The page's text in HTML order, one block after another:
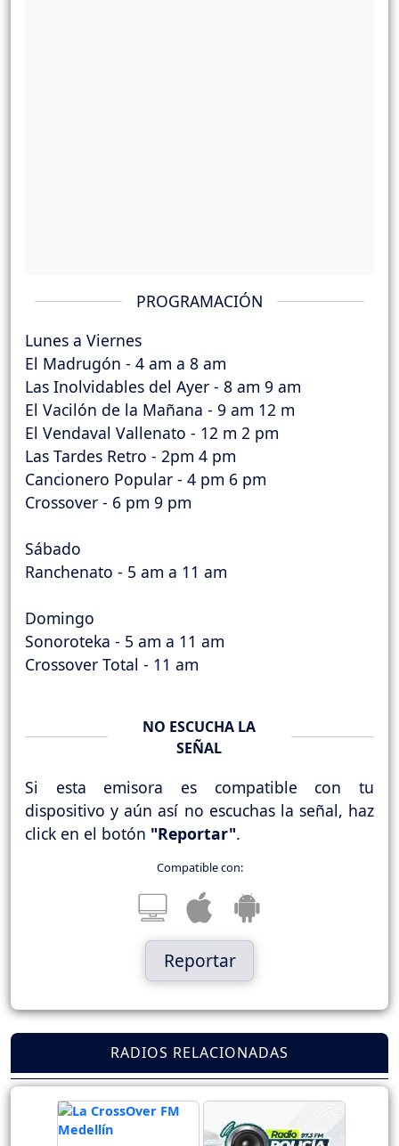
PROGRAMACIÓN
Lunes a Viernes
El Madrugón - 4 am a 8 am
Las Inolvidables del Ayer - 8 am 9 am
El Vacilón de la Mañana - 9 am 12 m
El Vendaval Vallenato - 12 m 2 pm
Las Tardes Retro - 2pm 4 pm
Cancionero Popular - 4 pm 6 pm
Crossover - 6 pm 9 pm
Sábado
Ranchenato - 5 am a 11 am
Domingo
Sonoroteka - 5 am a 11 am
Crossover Total - 11 am
NO ESCUCHA LA
SEÑAL
Si esta emisora es compatible con tu
dispositivo y aún así no escuchas la señal, haz
click en el botón "Reportar".
Compatible con:
Reportar
RADIOS RELACIONADAS